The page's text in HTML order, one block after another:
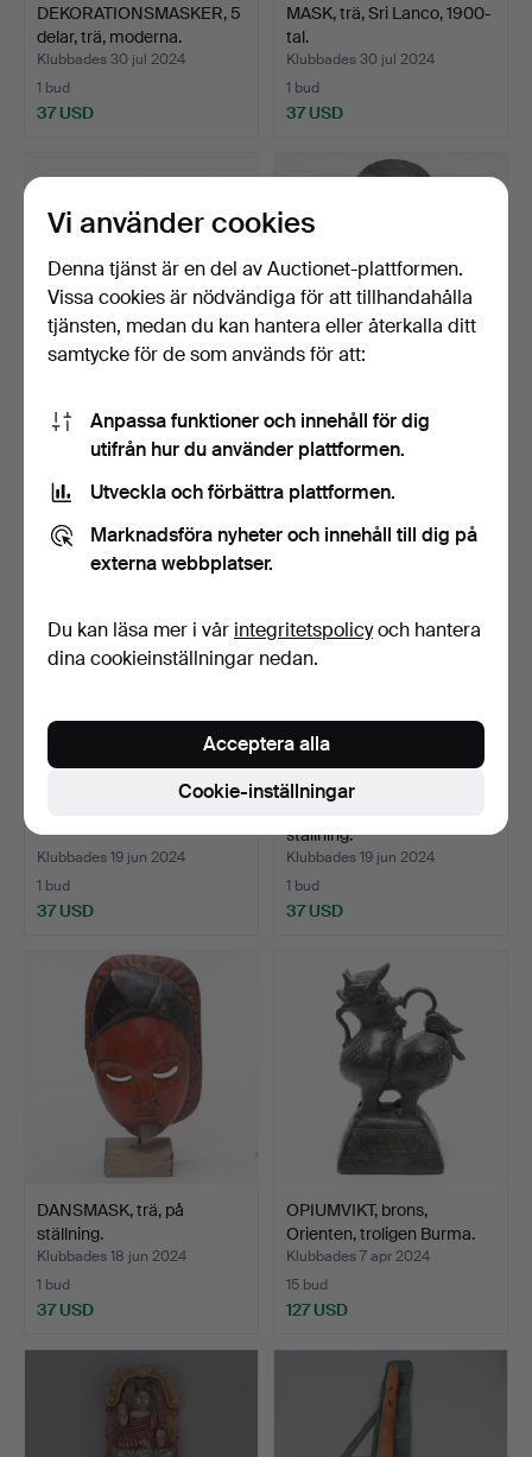
DEKORATIONSMASKER, 5
delar, trä, moderna.
Klubbades 30 jul 2024
1 bud
37 USD
MASK, trä, Sri Lanco, 1900-
tal.
Klubbades 30 jul 2024
1 bud
37 USD
DEKORATIONSMASKER, 2
st, trä, moderna.
Klubbades 30 jul 2024
1 bud
DANSMASK, trä, Afrika, på
Klubbades 28 jun 2024
1 bud
Klubbades 19 jun 2024
1 bud
37 USD
ställning.
Klubbades 19 jun 2024
1 bud
37 USD
DANSMASK, trä, på
ställning.
Klubbades 18 jun 2024
1 bud
37 USD
OPIUMVIKT, brons,
Orienten, troligen Burma.
Klubbades 7 apr 2024
15 bud
127 USD
Vi använder cookies
Denna tjänst är en del av Auctionet-plattformen.
Vissa cookies är nödvändiga för att tillhandahålla
tjänsten, medan du kan hantera eller återkalla ditt
samtycke för de som används för att:
Anpassa funktioner och innehåll för dig
utifrån hur du använder plattformen.
Utveckla och förbättra plattformen.
Marknadsföra nyheter och innehåll till dig på
externa webbplatser.
Du kan läsa mer i vår integritetspolicyoch hantera
dina cookieinställningar nedan.
Cookie-inställningar
Acceptera alla